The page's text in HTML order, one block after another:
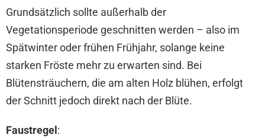
Grundsätzlich sollte außerhalb der
Vegetationsperiode geschnitten werden – also im
Spätwinter oder frühen Frühjahr, solange keine
starken Fröste mehr zu erwarten sind. Bei
Blütensträuchern, die am alten Holz blühen, erfolgt
der Schnitt jedoch direkt nach der Blüte.
Faustregel :